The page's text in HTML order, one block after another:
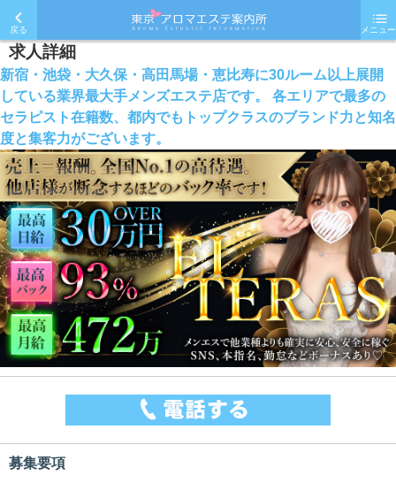
戻る メニュー
求人詳細
新宿・池袋・大久保・高田馬場・恵比寿に30ルーム以上展開
している業界最大手メンズエステ店です。 各エリアで最多の
セラピスト在籍数、都内でもトップクラスのブランド力と知名
度と集客力がございます。
募集要項